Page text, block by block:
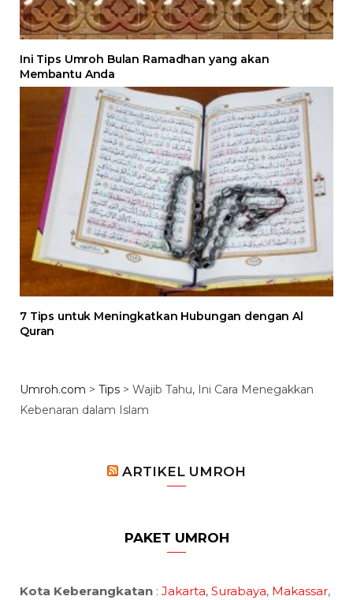
Ini Tips Umroh Bulan Ramadhan yang akan
Membantu Anda
7 Tips untuk Meningkatkan Hubungan dengan Al
Quran
Umroh.com > Tips > Wajib Tahu, Ini Cara Menegakkan
Kebenaran dalam Islam
ARTIKEL UMROH
PAKET UMROH
Kota Keberangkatan : Jakarta, Surabaya, Makassar,